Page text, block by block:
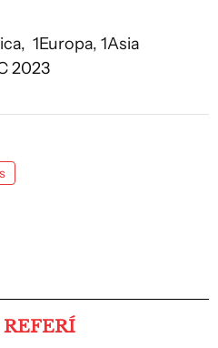
1Europa, 1Asia
2023